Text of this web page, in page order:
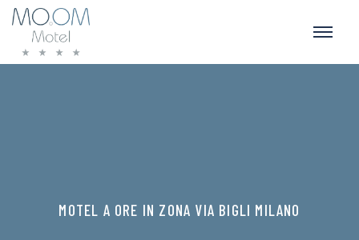
MOTEL A ORE IN ZONA VIA BIGLI MILANO